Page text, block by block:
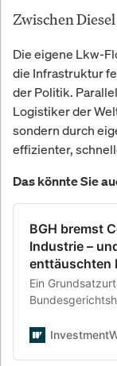
Zwischen
Die eigene Lkw-
die Infrastruktur
der Politik.
Logistiker der
sondern durch
effizienter,
Das könnte Sie
BGH bremst
Industrie –
enttäuschten
Ein
wegen